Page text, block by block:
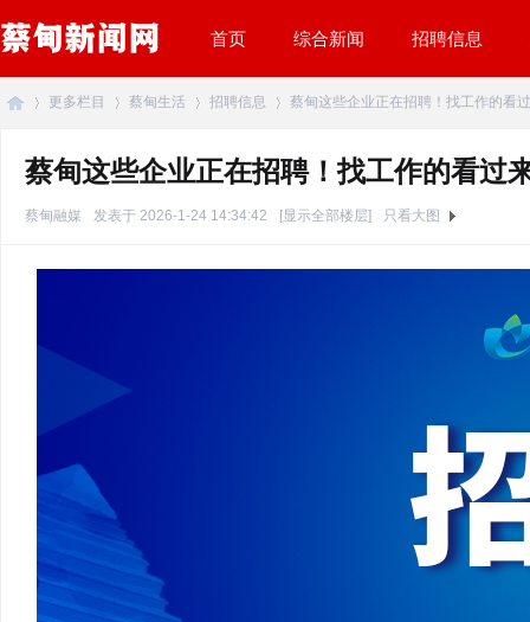
首页 综合新闻 招聘信息
更多栏目 蔡甸生活 招聘信息 蔡甸这些企业正在招聘！找工作的看
蔡甸这些企业正在招聘！找工作的看过
蔡甸融媒 发表于 2026-1-24 14:34:42 [显示全部楼层] 只看大图